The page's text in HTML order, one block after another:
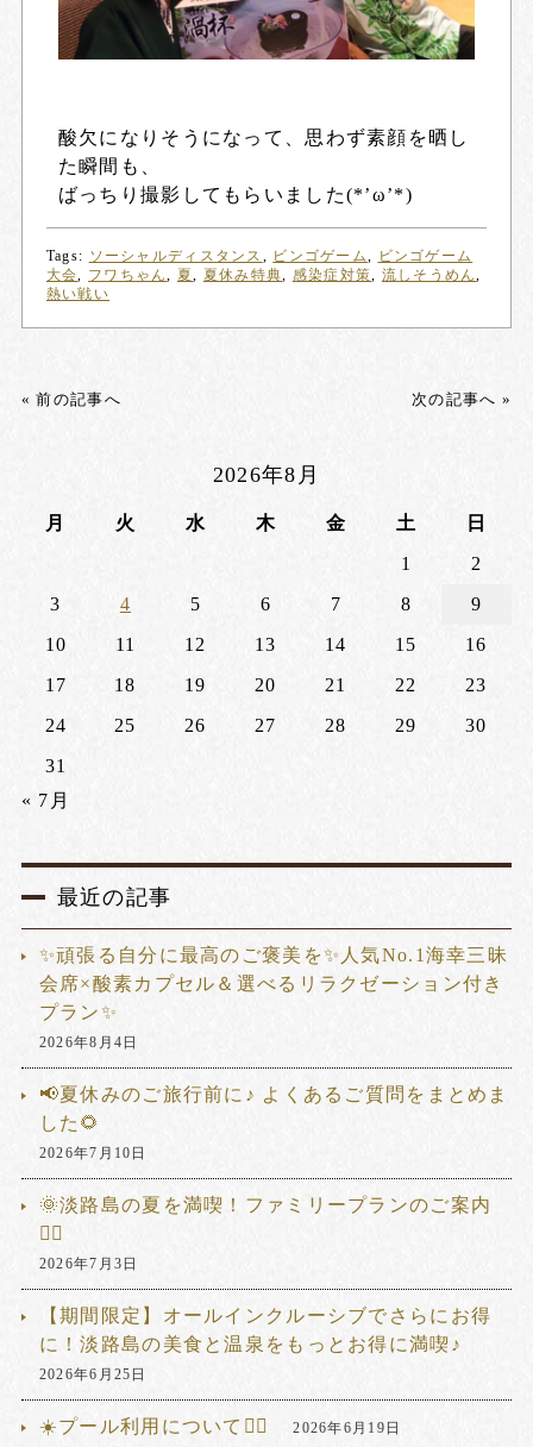
酸欠になりそうになって、思わず素顔を晒し
た瞬間も、
ばっちり撮影してもらいました(*’ω’*)
Tags: ソーシャルディスタンス ビンゴゲーム
ビンゴゲーム
大会
フワちゃん 夏 夏休み特典 感染症対策 流しそうめん
熱い戦い
« 前の記事へ 次の記事へ »
2026年8月
月 火 水 木 金 土
日
1
2
3
4 5 6 7 8
9
10
11 12 13 14 15
16
17
18 19 20 21 22
23
24
25 26 27 28 29
30
31
« 7月
最近の記事
✨頑張る自分に最高のご褒美を✨人気No.1海幸三昧
会席×酸素カプセル＆選べるリラクゼーション付き
プラン✨
2026年8月4日
📢夏休みのご旅行前に♪ よくあるご質問をまとめま
した🌻
2026年7月10日
🌞淡路島の夏を満喫！ファミリープランのご案内
🏊‍♂️
2026年7月3日
【期間限定】オールインクルーシブでさらにお得
に！淡路島の美食と温泉をもっとお得に満喫♪
2026年6月25日
☀️プール利用について🏊‍♂️ 2026年6月19日